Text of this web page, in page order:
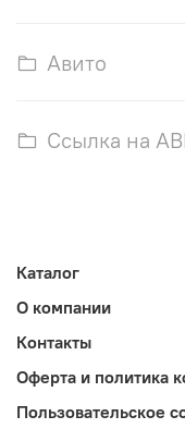
Авито
Ссылка на
Каталог
О компании
Контакты
Оферта и политика
Пользовательское